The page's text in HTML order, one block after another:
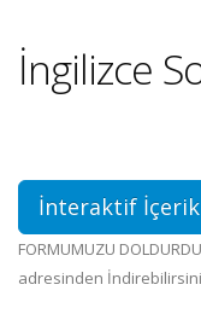
İngilizce
İnteraktif
FORMUMUZU
adresinden